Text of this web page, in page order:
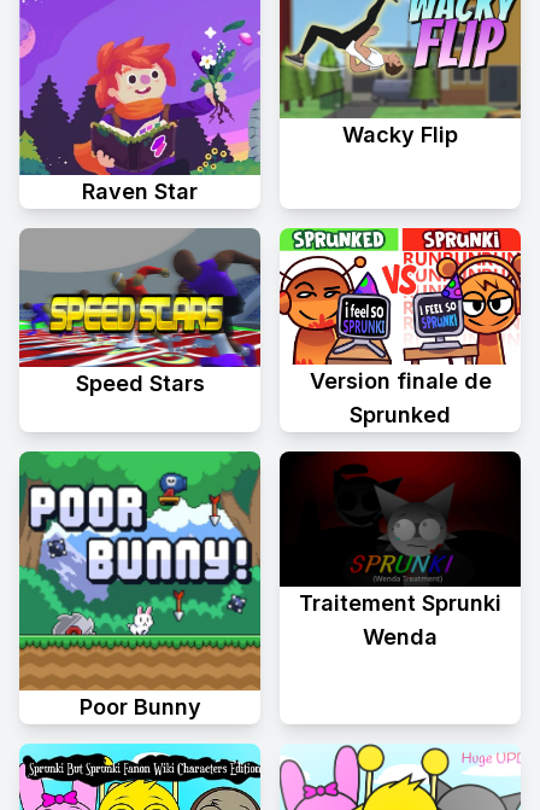
Raven Star
Wacky Flip
Speed Stars
Version finale de
Sprunked
Poor Bunny
Traitement Sprunki
Wenda